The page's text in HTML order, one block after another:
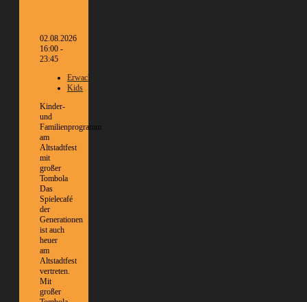
02.08.2026
16:00 -
23:45
Erwachsene
Kids
Kinder-
und
Familienprogramm
am
Altstadtfest
mit
großer
Tombola
Das
Spielecafé
der
Generationen
ist auch
heuer
am
Altstadtfest
vertreten.
Mit
großer